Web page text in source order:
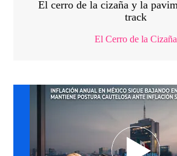
El cerro de la cizaña y la
track
El Cerro de la Cizaña